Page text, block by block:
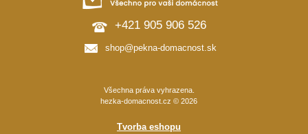
+421 905 906 526
shop@pekna-domacnost.sk
Všechna práva vyhrazena.
hezka-domacnost.cz © 2026
Tvorba eshopu